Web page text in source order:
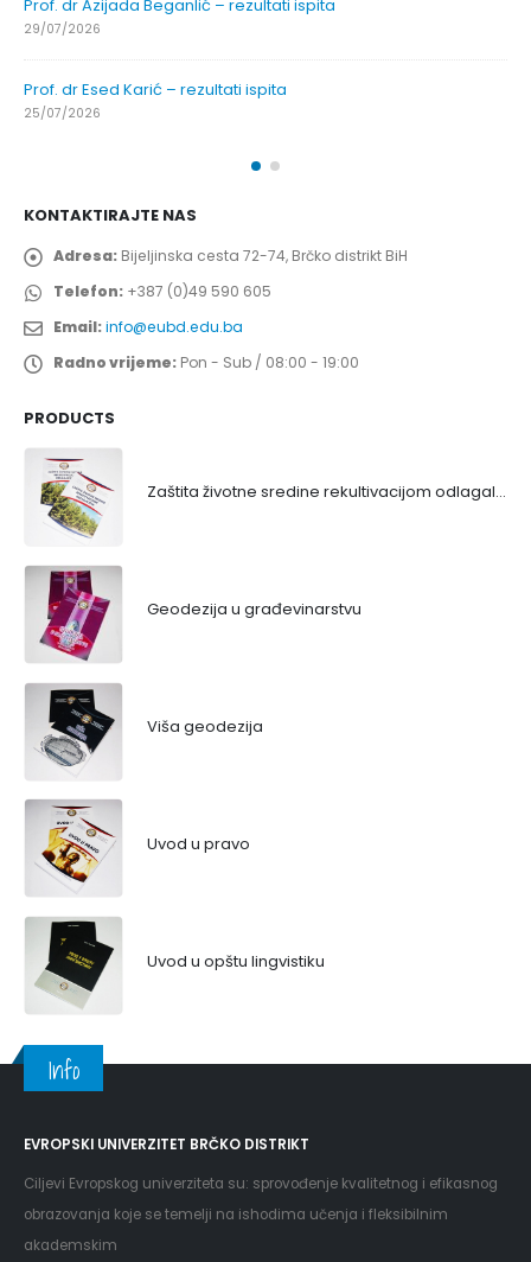
Prof. dr Azijada Beganlić – rezultati ispita
29/07/2026
Prof. dr Esed Karić – rezultati ispita
25/07/2026
KONTAKTIRAJTE NAS
Adresa: Bijeljinska cesta 72-74, Brčko distrikt BiH
Telefon: +387 (0)49 590 605
Email:info@eubd.edu.ba
Radno vrijeme: Pon - Sub / 08:00 - 19:00
PRODUCTS
Zaštita životne sredine rekultivacijom odlagališta
Geodezija u građevinarstvu
Viša geodezija
Uvod u pravo
Uvod u opštu lingvistiku
Info
EVROPSKI UNIVERZITET BRČKO DISTRIKT
Ciljevi Evropskog univerziteta su: sprovođenje kvalitetnog i efikasnog
obrazovanja koje se temelji na ishodima učenja i fleksibilnim
akademskim